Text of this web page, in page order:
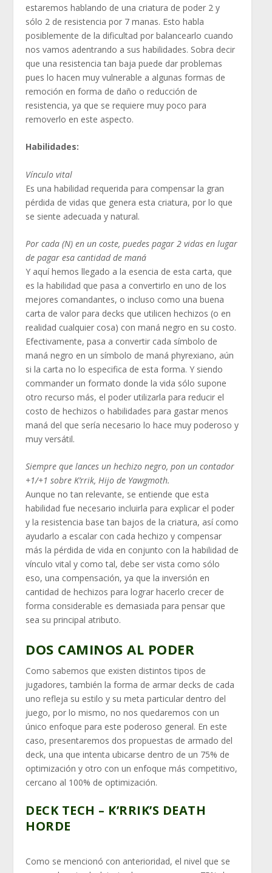
estaremos hablando de una criatura de poder 2 y
sólo 2 de resistencia por 7 manas. Esto habla
posiblemente de la dificultad por balancearlo cuando
nos vamos adentrando a sus habilidades. Sobra decir
que una resistencia tan baja puede dar problemas
pues lo hacen muy vulnerable a algunas formas de
remoción en forma de daño o reducción de
resistencia, ya que se requiere muy poco para
removerlo en este aspecto.
Habilidades:
Vínculo vital
Es una habilidad requerida para compensar la gran
pérdida de vidas que genera esta criatura, por lo que
se siente adecuada y natural.
Por cada (N) en un coste, puedes pagar 2 vidas en lugar
de pagar esa cantidad de maná
Y aquí hemos llegado a la esencia de esta carta, que
es la habilidad que pasa a convertirlo en uno de los
mejores comandantes, o incluso como una buena
carta de valor para decks que utilicen hechizos (o en
realidad cualquier cosa) con maná negro en su costo.
Efectivamente, pasa a convertir cada símbolo de
maná negro en un símbolo de maná phyrexiano, aún
si la carta no lo especifica de esta forma. Y siendo
commander un formato donde la vida sólo supone
otro recurso más, el poder utilizarla para reducir el
costo de hechizos o habilidades para gastar menos
maná del que sería necesario lo hace muy poderoso y
muy versátil.
Siempre que lances un hechizo negro, pon un contador
+1/+1 sobre K’rrik, Hijo de Yawgmoth.
Aunque no tan relevante, se entiende que esta
habilidad fue necesario incluirla para explicar el poder
y la resistencia base tan bajos de la criatura, así como
ayudarlo a escalar con cada hechizo y compensar
más la pérdida de vida en conjunto con la habilidad de
vínculo vital y como tal, debe ser vista como sólo
eso, una compensación, ya que la inversión en
cantidad de hechizos para lograr hacerlo crecer de
forma considerable es demasiada para pensar que
sea su principal atributo.
DOS CAMINOS AL PODER
Como sabemos que existen distintos tipos de
jugadores, también la forma de armar decks de cada
uno refleja su estilo y su meta particular dentro del
juego, por lo mismo, no nos quedaremos con un
único enfoque para este poderoso general. En este
caso, presentaremos dos propuestas de armado del
deck, una que intenta ubicarse dentro de un 75% de
optimización y otro con un enfoque más competitivo,
cercano al 100% de optimización.
DECK TECH – K’RRIK’S DEATH
HORDE
Como se mencionó con anterioridad, el nivel que se